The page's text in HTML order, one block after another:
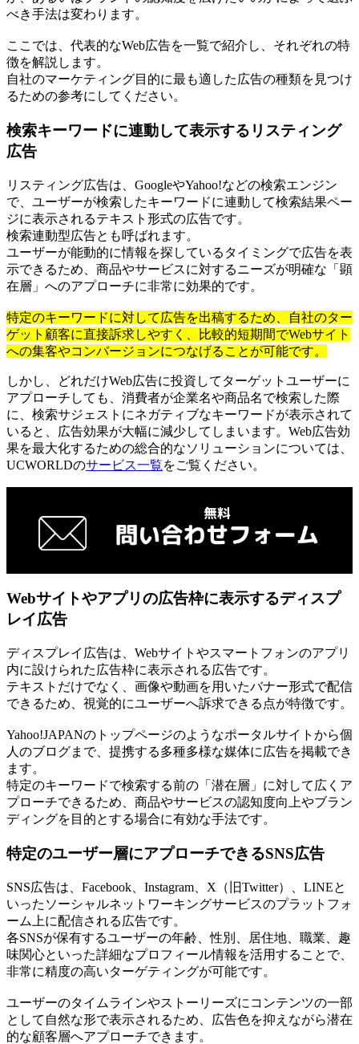
べき手法は変わります。
ここでは、代表的なWeb広告を一覧で紹介し、それぞれの特
徴を解説します。
自社のマーケティング目的に最も適した広告の種類を見つけ
るための参考にしてください。
検索キーワードに連動して表示するリスティング
広告
リスティング広告は、GoogleやYahoo!などの検索エンジン
で、ユーザーが検索したキーワードに連動して検索結果ペー
ジに表示されるテキスト形式の広告です。
検索連動型広告とも呼ばれます。
ユーザーが能動的に情報を探しているタイミングで広告を表
示できるため、商品やサービスに対するニーズが明確な「顕
在層」へのアプローチに非常に効果的です。
特定のキーワードに対して広告を出稿するため、自社のター
ゲット顧客に直接訴求しやすく、比較的短期間でWebサイト
への集客やコンバージョンにつなげることが可能です。
しかし、どれだけWeb広告に投資してターゲットユーザーに
アプローチしても、消費者が企業名や商品名で検索した際
に、検索サジェストにネガティブなキーワードが表示されて
いると、広告効果が大幅に減少してしまいます。Web広告効
果を最大化するための総合的なソリューションについては、
UCWORLDのサービス一覧をご覧ください。
Webサイトやアプリの広告枠に表示するディスプ
レイ広告
ディスプレイ広告は、Webサイトやスマートフォンのアプリ
内に設けられた広告枠に表示される広告です。
テキストだけでなく、画像や動画を用いたバナー形式で配信
できるため、視覚的にユーザーへ訴求できる点が特徴です。
Yahoo!JAPANのトップページのようなポータルサイトから個
人のブログまで、提携する多種多様な媒体に広告を掲載でき
ます。
特定のキーワードで検索する前の「潜在層」に対して広くア
プローチできるため、商品やサービスの認知度向上やブラン
ディングを目的とする場合に有効な手法です。
特定のユーザー層にアプローチできるSNS広告
SNS広告は、Facebook、Instagram、X（旧Twitter）、LINEと
いったソーシャルネットワーキングサービスのプラットフォ
ーム上に配信される広告です。
各SNSが保有するユーザーの年齢、性別、居住地、職業、趣
味関心といった詳細なプロフィール情報を活用することで、
非常に精度の高いターゲティングが可能です。
ユーザーのタイムラインやストーリーズにコンテンツの一部
として自然な形で表示されるため、広告色を抑えながら潜在
的な顧客層へアプローチできます。